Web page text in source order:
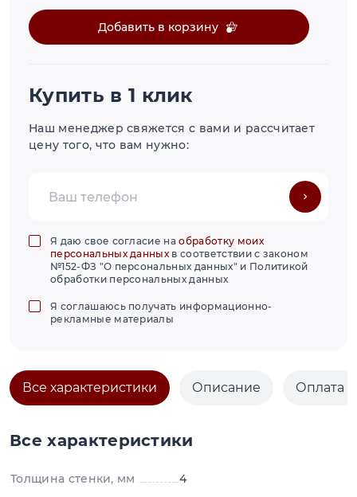
Добавить в корзину
Купить в 1 клик
Наш менеджер свяжется с вами и рассчитает
цену того, что вам нужно:
Я даю свое согласие наобработку моих
персональных данныхв соответствии с законом
№152-ФЗ "О персональных данных" и Политикой
обработки персональных данных
Я соглашаюсь получать информационно-
рекламные материалы
Все характеристики Описание Оплата
Все характеристики
Толщина стенки, мм
4